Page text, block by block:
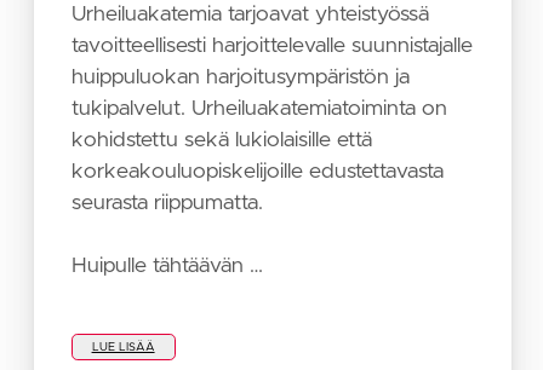
Urheiluakatemia tarjoavat yhteistyössä
tavoitteellisesti harjoittelevalle suunnistajalle
huippuluokan harjoitusympäristön ja
tukipalvelut. Urheiluakatemiatoiminta on
kohidstettu sekä lukiolaisille että
korkeakouluopiskelijoille edustettavasta
seurasta riippumatta.
Huipulle tähtäävän …
LUE LISÄÄ